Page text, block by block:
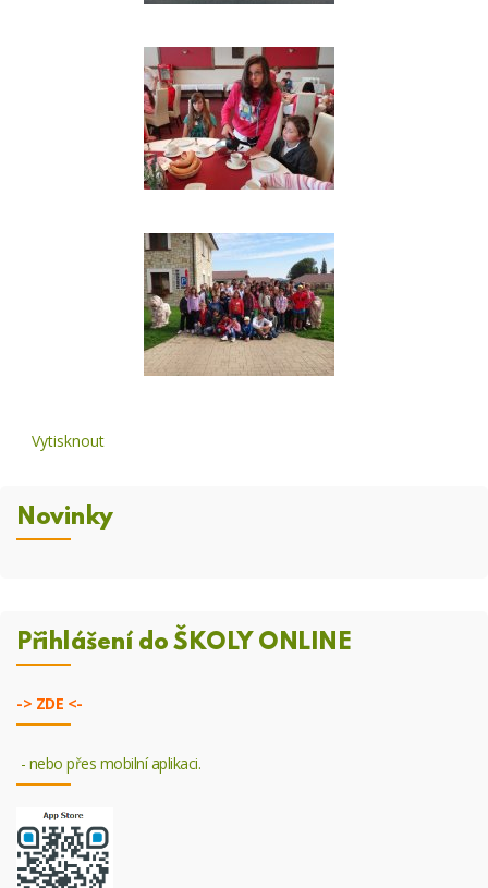
Vytisknout
Novinky
Přihlášení do ŠKOLY ONLINE
-> ZDE <-
- nebo přes mobilní aplikaci.